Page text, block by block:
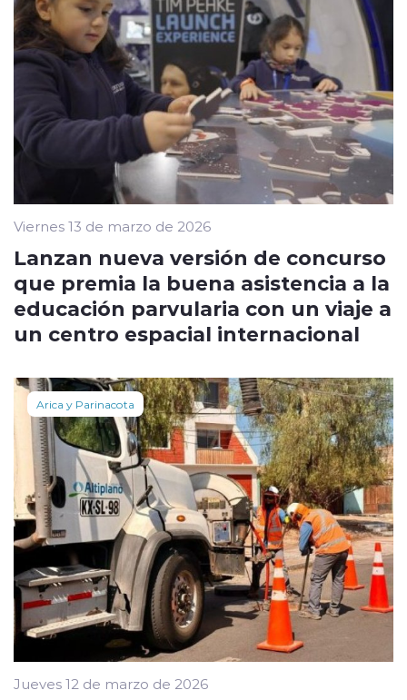
Viernes 13 de marzo de 2026
Lanzan nueva versión de concurso
que premia la buena asistencia a la
educación parvularia con un viaje a
un centro espacial internacional
Arica y Parinacota
Jueves 12 de marzo de 2026